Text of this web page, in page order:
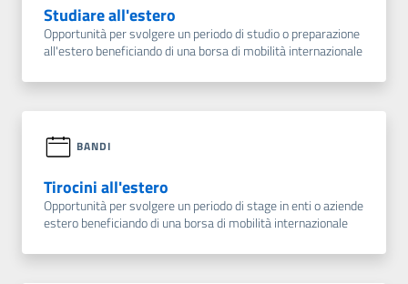
Studiare all'estero
Opportunità per svolgere un periodo di studio o preparazione
all'estero beneficiando di una borsa di mobilità internazionale
BANDI
Tirocini all'estero
Opportunità per svolgere un periodo di stage in enti o aziende
estero beneficiando di una borsa di mobilità internazionale